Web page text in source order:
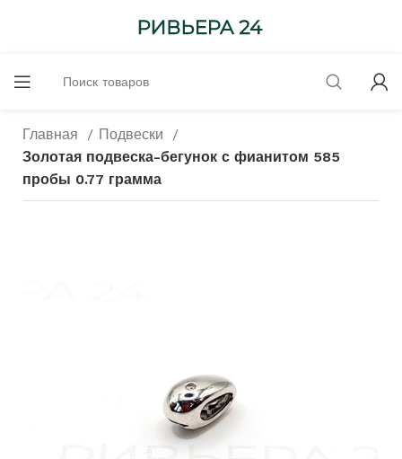
Главная
Подвески
Золотая подвеска-бегунок с фианитом 585
пробы 0.77 грамма